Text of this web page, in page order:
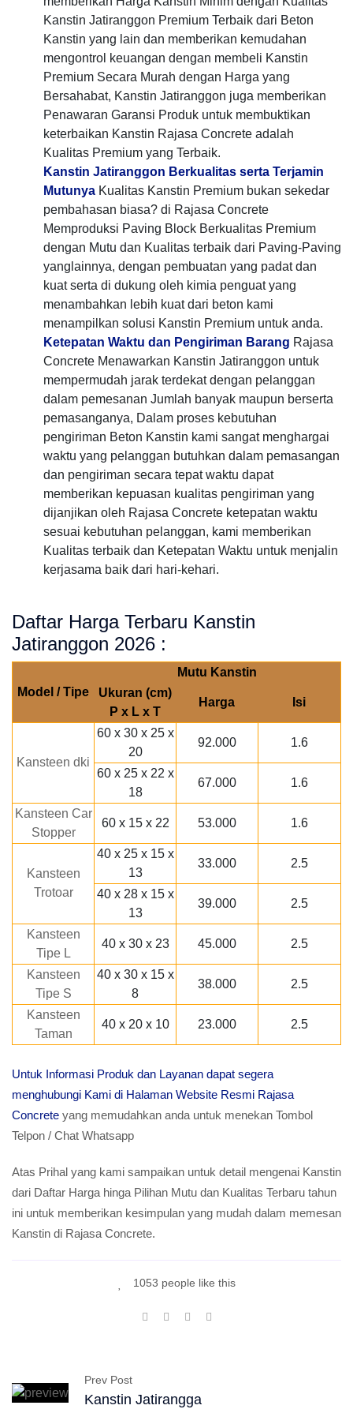
Kanstin Jatiranggon Premium Terbaik dari Beton
Kanstin yang lain dan memberikan kemudahan
mengontrol keuangan dengan membeli Kanstin
Premium Secara Murah dengan Harga yang
Bersahabat, Kanstin Jatiranggon juga memberikan
Penawaran Garansi Produk untuk membuktikan
keterbaikan Kanstin Rajasa Concrete adalah
Kualitas Premium yang Terbaik.
Kanstin Jatiranggon Berkualitas serta Terjamin
Mutunya Kualitas Kanstin Premium bukan sekedar
pembahasan biasa? di Rajasa Concrete
Memproduksi Paving Block Berkualitas Premium
dengan Mutu dan Kualitas terbaik dari Paving-Paving
yanglainnya, dengan pembuatan yang padat dan
kuat serta di dukung oleh kimia penguat yang
menambahkan lebih kuat dari beton kami
menampilkan solusi Kanstin Premium untuk anda.
Ketepatan Waktu dan Pengiriman Barang Rajasa
Concrete Menawarkan Kanstin Jatiranggon untuk
mempermudah jarak terdekat dengan pelanggan
dalam pemesanan Jumlah banyak maupun berserta
pemasanganya, Dalam proses kebutuhan
pengiriman Beton Kanstin kami sangat menghargai
waktu yang pelanggan butuhkan dalam pemasangan
dan pengiriman secara tepat waktu dapat
memberikan kepuasan kualitas pengiriman yang
dijanjikan oleh Rajasa Concrete ketepatan waktu
sesuai kebutuhan pelanggan, kami memberikan
Kualitas terbaik dan Ketepatan Waktu untuk menjalin
kerjasama baik dari hari-kehari.
Daftar Harga Terbaru Kanstin
Jatiranggon 2026 :
Model / Tipe
Mutu Kanstin
Ukuran (cm)
P x L x T
Harga Isi
Kansteen dki
60 x 30 x 25 x
20
92.000 1.6
60 x 25 x 22 x
18
67.000 1.6
Kansteen Car
Stopper
60 x 15 x 22 53.000 1.6
Kansteen
Trotoar
40 x 25 x 15 x
13
33.000 2.5
40 x 28 x 15 x
13
39.000 2.5
Kansteen
Tipe L
40 x 30 x 23 45.000 2.5
Kansteen
Tipe S
40 x 30 x 15 x
8
38.000 2.5
Kansteen
Taman
40 x 20 x 10 23.000 2.5
Untuk Informasi Produk dan Layanan dapat segera
menghubungi Kami di Halaman Website Resmi Rajasa
Concrete yang memudahkan anda untuk menekan Tombol
Telpon / Chat Whatsapp
Atas Prihal yang kami sampaikan untuk detail mengenai Kanstin
dari Daftar Harga hinga Pilihan Mutu dan Kualitas Terbaru tahun
ini untuk memberikan kesimpulan yang mudah dalam memesan
Kanstin di Rajasa Concrete.
1053 people like this
Prev Post
Kanstin Jatirangga